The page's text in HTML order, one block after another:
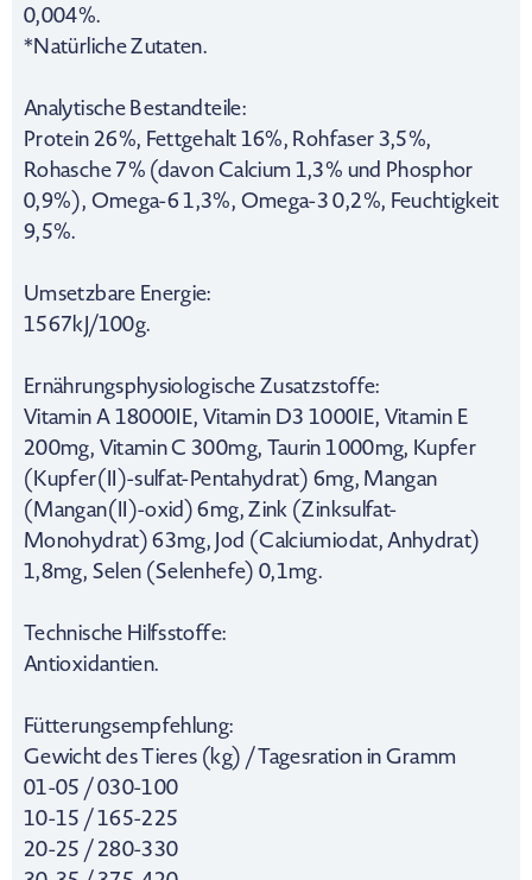
0,004%.
*Natürliche Zutaten.
Analytische Bestandteile:
Protein 26%, Fettgehalt 16%, Rohfaser 3,5%,
Rohasche 7% (davon Calcium 1,3% und Phosphor
0,9%), Omega-6 1,3%, Omega-3 0,2%, Feuchtigkeit
9,5%.
Umsetzbare Energie:
1567kJ/100g.
Ernährungsphysiologische Zusatzstoffe:
Vitamin A 18000IE, Vitamin D3 1000IE, Vitamin E
200mg, Vitamin C 300mg, Taurin 1000mg, Kupfer
(Kupfer(II)-sulfat-Pentahydrat) 6mg, Mangan
(Mangan(II)-oxid) 6mg, Zink (Zinksulfat-
Monohydrat) 63mg, Jod (Calciumiodat, Anhydrat)
1,8mg, Selen (Selenhefe) 0,1mg.
Technische Hilfsstoffe:
Antioxidantien.
Fütterungsempfehlung:
Gewicht des Tieres (kg) / Tagesration in Gramm
01-05 / 030-100
10-15 / 165-225
20-25 / 280-330